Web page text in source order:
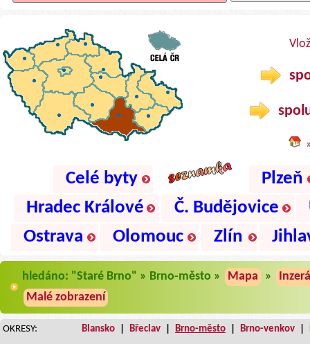
Celé byty
Plzeň
Hradec Králové
Č. Budějovice
Ostrava
Olomouc Zlín
hledáno: "Staré Brno" » Brno-město » Mapa »
Malé zobrazení
OKRESY: Blansko Břeclav Brno-město Brno-venkov